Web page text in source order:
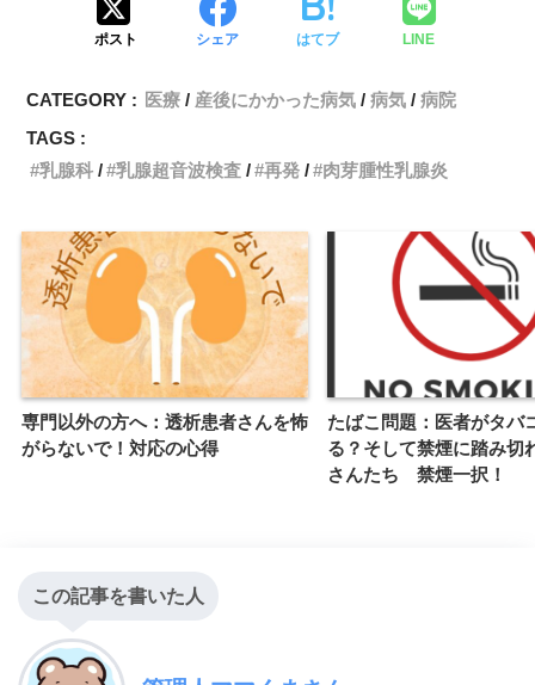
o e
L
i
ポスト シェア はてブ LINE
CATEGORY : 医療 産後にかかった病気 病気
病院
TAGS :
乳腺科
乳腺超音波検査 再発 肉芽腫性乳腺炎
専門以外の方へ：透析患者さんを怖
がらないで！対応の心得
たばこ問題：医者がタバ
る？そして禁煙に踏み切
さんたち 禁煙一択！
この記事を書いた人